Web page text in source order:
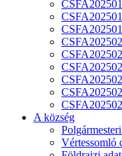
A község
Vértessomló